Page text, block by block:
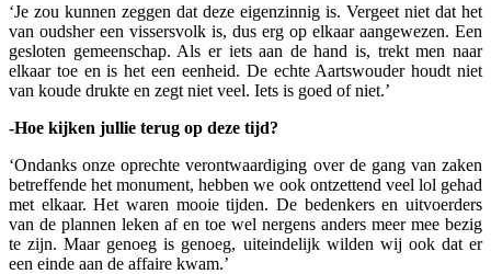
‘Je zou kunnen zeggen dat deze eigenzinnig is. Vergeet niet dat het
van oudsher een vissersvolk is, dus erg op elkaar aangewezen. Een
gesloten gemeenschap. Als er iets aan de hand is, trekt men naar
elkaar toe en is het een eenheid. De echte Aartswouder houdt niet
van koude drukte en zegt niet veel. Iets is goed of niet.’
-Hoe kijken jullie terug op deze tijd?
‘Ondanks onze oprechte verontwaardiging over de gang van zaken
betreffende het monument, hebben we ook ontzettend veel lol gehad
met elkaar. Het waren mooie tijden. De bedenkers en uitvoerders
van de plannen leken af en toe wel nergens anders meer mee bezig
te zijn. Maar genoeg is genoeg, uiteindelijk wilden wij ook dat er
een einde aan de affaire kwam.’